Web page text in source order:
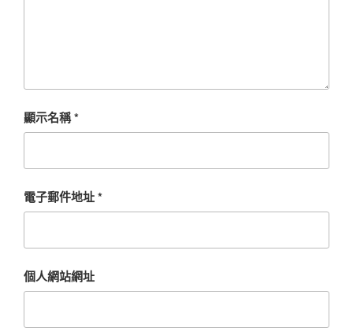
顯示名稱*
電子郵件地址*
個人網站網址